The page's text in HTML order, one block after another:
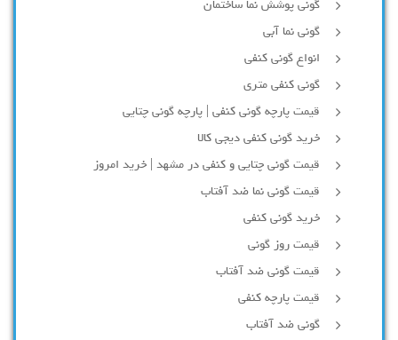
گونی پوشش نما ساختمان
گونی نما آبی
انواع گونی کنفی
گونی کنفی متری
قیمت پارچه گونی کنفی | پارچه گونی چتایی
خرید گونی کنفی دیجی کالا
قیمت گونی چتایی و کنفی در مشهد | خرید امروز
قیمت گونی نما ضد آفتاب
خرید گونی کنفی
قیمت روز گونی
قیمت گونی ضد آفتاب
قیمت پارچه کنفی
گونی ضد آفتاب